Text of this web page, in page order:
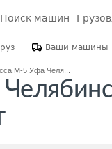
Поиск машин
Ваши машины
М-5 Уфа Челя...